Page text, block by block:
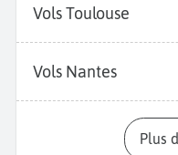
Vols Toulouse
Vols Nantes
Plus